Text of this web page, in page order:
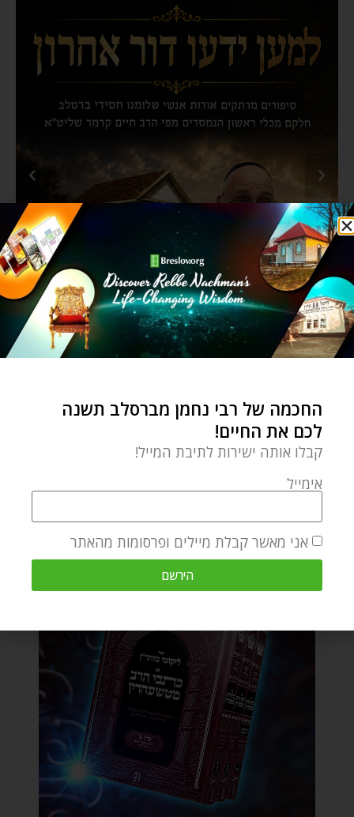
החכמה של רבי נחמן מברסלב תשנה
לכם את החיים!
קבלו אותה ישירות לתיבת המייל!
אימייל
אני מאשר קבלת מיילים ופרסומות מהאתר
הירשם